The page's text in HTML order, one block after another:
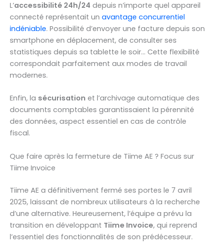
L’accessibilité 24h/24 depuis n’importe quel appareil
connecté représentait un avantage concurrentiel
indéniable. Possibilité d’envoyer une facture depuis son
smartphone en déplacement, de consulter ses
statistiques depuis sa tablette le soir… Cette flexibilité
correspondait parfaitement aux modes de travail
modernes.
Enfin, la sécurisation et l’archivage automatique des
documents comptables garantissaient la pérennité
des données, aspect essentiel en cas de contrôle
fiscal.
Que faire après la fermeture de Tiime AE ? Focus sur
Tiime Invoice
Tiime AE a définitivement fermé ses portes le 7 avril
2025, laissant de nombreux utilisateurs à la recherche
d’une alternative. Heureusement, l’équipe a prévu la
transition en développant Tiime Invoice, qui reprend
l’essentiel des fonctionnalités de son prédécesseur.